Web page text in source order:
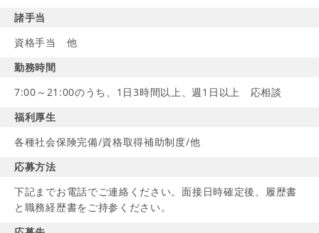
諸手当
資格手当 他
勤務時間
7:00～21:00のうち、1日3時間以上、週1日以上 応相談
福利厚生
各種社会保険完備/資格取得補助制度/他
応募方法
下記までお電話でご連絡ください。面接日時確定後、履歴書
と職務経歴書をご持参ください。